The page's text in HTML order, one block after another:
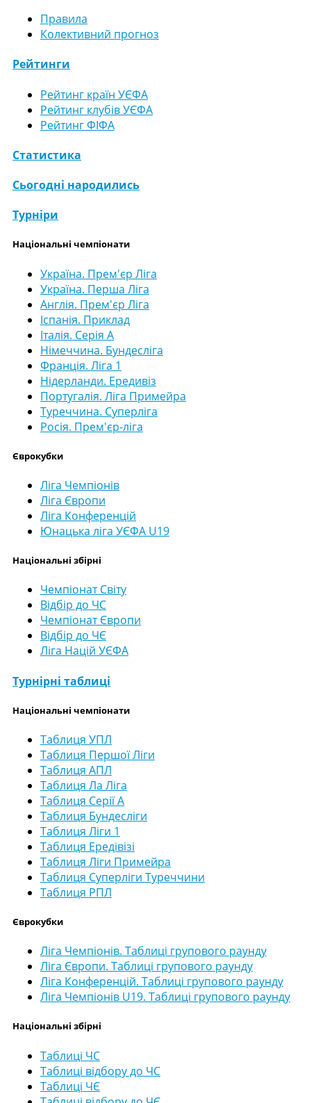
Правила
Колективний прогноз
Рейтинги
Рейтинг країн УЄФА
Рейтинг клубів УЄФА
Рейтинг ФІФА
Статистика
Сьогодні народились
Турніри
Національні чемпіонати
Україна. Прем'єр Ліга
Україна. Перша Ліга
Англія. Прем'єр Ліга
Іспанія. Приклад
Італія. Серія А
Німеччина. Бундесліга
Франція. Ліга 1
Нідерланди. Ередивіз
Португалія. Ліга Примейра
Туреччина. Суперліга
Росія. Прем'єр-ліга
Єврокубки
Ліга Чемпіонів
Ліга Європи
Ліга Конференцій
Юнацька ліга УЄФА U19
Національні збірні
Чемпіонат Світу
Відбір до ЧС
Чемпіонат Європи
Відбір до ЧЄ
Ліга Націй УЄФА
Турнірні таблиці
Національні чемпіонати
Таблиця УПЛ
Таблиця Першої Ліги
Таблиця АПЛ
Таблиця Ла Ліга
Таблиця Серії А
Таблиця Бундесліги
Таблиця Ліги 1
Таблиця Ередівізі
Таблиця Ліги Примейра
Таблиця Суперліги Туреччини
Таблиця РПЛ
Єврокубки
Ліга Чемпіонів. Таблиці групового раунду
Ліга Європи. Таблиці групового раунду
Ліга Конференцій. Таблиці групового раунду
Ліга Чемпіонів U19. Таблиці групового раунду
Національні збірні
Таблиці ЧС
Таблиці відбору до ЧС
Таблиці ЧЄ